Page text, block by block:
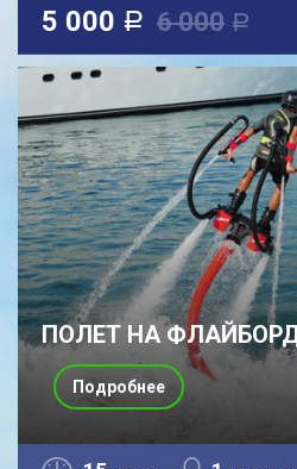
5 000 a 6 000 a
ПОЛЕТ НА
Подробнее